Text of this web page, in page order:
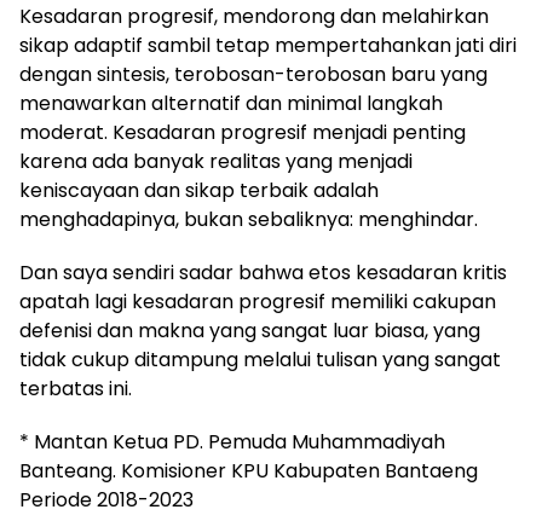
Kesadaran progresif, mendorong dan melahirkan
sikap adaptif sambil tetap mempertahankan jati diri
dengan sintesis, terobosan-terobosan baru yang
menawarkan alternatif dan minimal langkah
moderat. Kesadaran progresif menjadi penting
karena ada banyak realitas yang menjadi
keniscayaan dan sikap terbaik adalah
menghadapinya, bukan sebaliknya: menghindar.
Dan saya sendiri sadar bahwa etos kesadaran kritis
apatah lagi kesadaran progresif memiliki cakupan
defenisi dan makna yang sangat luar biasa, yang
tidak cukup ditampung melalui tulisan yang sangat
terbatas ini.
* Mantan Ketua PD. Pemuda Muhammadiyah
Banteang. Komisioner KPU Kabupaten Bantaeng
Periode 2018-2023